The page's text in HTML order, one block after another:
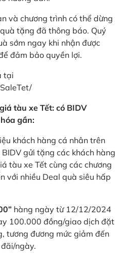
và chương trình có thể dừng
tặng đã thông báo. Quý
sớm ngay khi nhận được
đảm bảo quyền lợi.
tại
tàu xe Tết: có BIDV
gần:
khách hàng cá nhân trên
gửi tặng các khách hàng
tàu xe Tết cùng các chương
với nhiều Deal quà siêu hấp
hàng ngày từ 12/12/2024
100.000 đồng/giao dịch đặt
tương đương mức giảm đến
ngày.